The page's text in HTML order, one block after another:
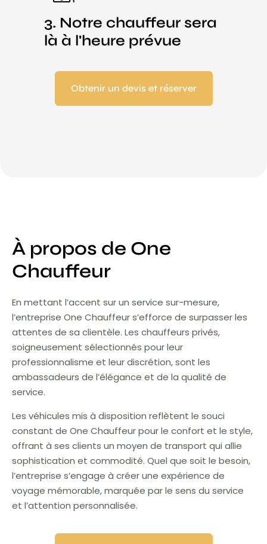
3. Notre chauffeur sera
là à l'heure prévue
Obtenir un devis et réserver
À propos de One
Chauffeur
En mettant l’accent sur un service sur-mesure,
l’entreprise One Chauffeur s’efforce de surpasser les
attentes de sa clientèle. Les chauffeurs privés,
soigneusement sélectionnés pour leur
professionnalisme et leur discrétion, sont les
ambassadeurs de l’élégance et de la qualité de
service.
Les véhicules mis à disposition reflètent le souci
constant de One Chauffeur pour le confort et le style,
offrant à ses clients un moyen de transport qui allie
sophistication et commodité. Quel que soit le besoin,
l’entreprise s’engage à créer une expérience de
voyage mémorable, marquée par le sens du service
et l’attention personnalisée.